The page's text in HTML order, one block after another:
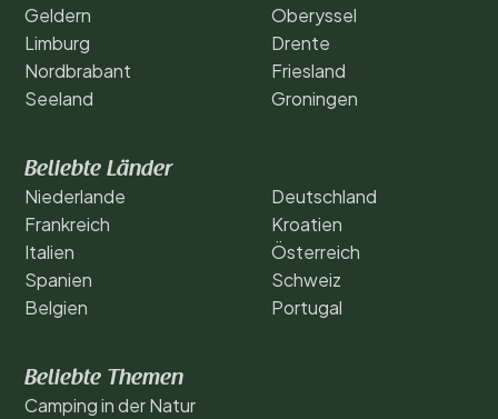
Geldern
Limburg
Nordbrabant
Seeland
Oberyssel
Drente
Friesland
Groningen
Beliebte Länder
Niederlande
Frankreich
Italien
Spanien
Belgien
Deutschland
Kroatien
Österreich
Schweiz
Portugal
Beliebte Themen
Camping in der Natur